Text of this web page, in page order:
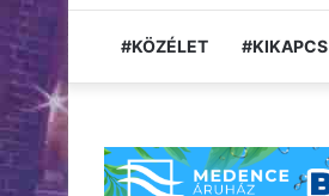
#KÖZÉLET #KIKAPCS